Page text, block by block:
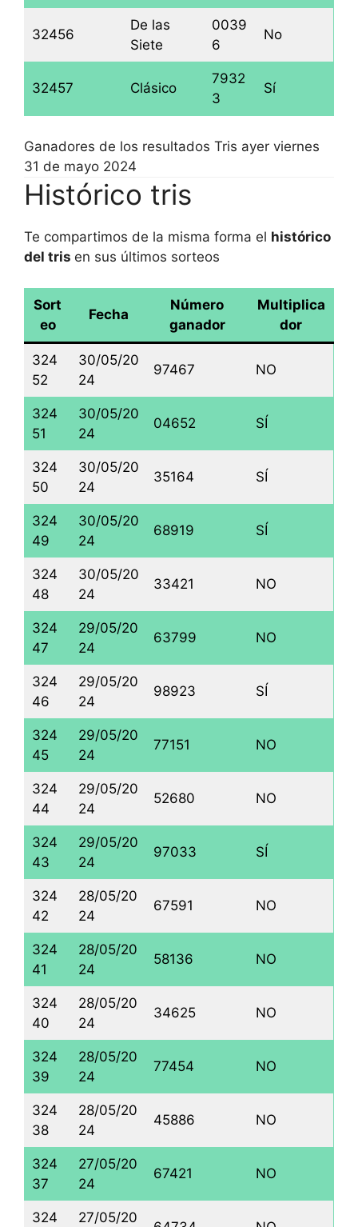
32456
De las
Siete
0039
6
No
32457 Clásico
7932
3
Sí
Ganadores de los resultados Tris ayer viernes
31 de mayo 2024
Histórico tris
Te compartimos de la misma forma el histórico
del tris en sus últimos sorteos
Sort
eo
Fecha
Número
ganador
Multiplica
dor
324
52
30/05/20
24
97467 NO
324
51
30/05/20
24
04652 SÍ
324
50
30/05/20
24
35164 SÍ
324
49
30/05/20
24
68919 SÍ
324
48
30/05/20
24
33421 NO
324
47
29/05/20
24
63799 NO
324
46
29/05/20
24
98923 SÍ
324
45
29/05/20
24
77151 NO
324
44
29/05/20
24
52680 NO
324
43
29/05/20
24
97033 SÍ
324
42
28/05/20
24
67591 NO
324
41
28/05/20
24
58136 NO
324
40
28/05/20
24
34625 NO
324
39
28/05/20
24
77454 NO
324
38
28/05/20
24
45886 NO
324
37
27/05/20
24
67421 NO
324 27/05/20